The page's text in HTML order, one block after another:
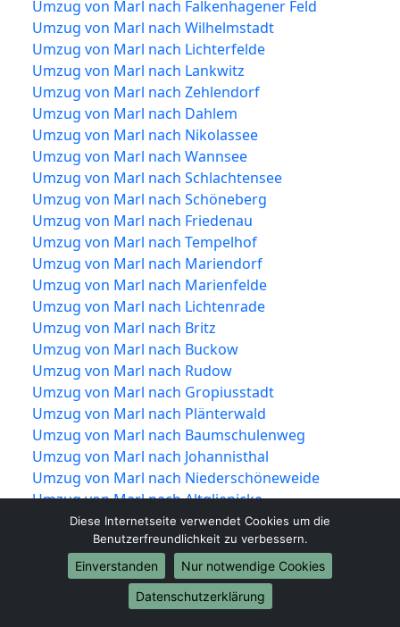
Umzug von Marl nach Falkenhagener Feld
Umzug von Marl nach Wilhelmstadt
Umzug von Marl nach Lichterfelde
Umzug von Marl nach Lankwitz
Umzug von Marl nach Zehlendorf
Umzug von Marl nach Dahlem
Umzug von Marl nach Nikolassee
Umzug von Marl nach Wannsee
Umzug von Marl nach Schlachtensee
Umzug von Marl nach Schöneberg
Umzug von Marl nach Friedenau
Umzug von Marl nach Tempelhof
Umzug von Marl nach Mariendorf
Umzug von Marl nach Marienfelde
Umzug von Marl nach Lichtenrade
Umzug von Marl nach Britz
Umzug von Marl nach Buckow
Umzug von Marl nach Rudow
Umzug von Marl nach Gropiusstadt
Umzug von Marl nach Plänterwald
Umzug von Marl nach Baumschulenweg
Umzug von Marl nach Johannisthal
Umzug von Marl nach Niederschöneweide
Umzug von Marl nach Altglienicke
Umzug von Marl nach Adlershof
Umzug von Marl nach Bohnsdorf
Umzug von Marl nach Oberschöneweide
Umzug von Marl nach Köpenick
Umzug von Marl nach Friedrichshagen
Diese Internetseite verwendet Cookies um die
Benutzerfreundlichkeit zu verbessern.
Einverstanden
Nur notwendige Cookies
Datenschutzerklärung